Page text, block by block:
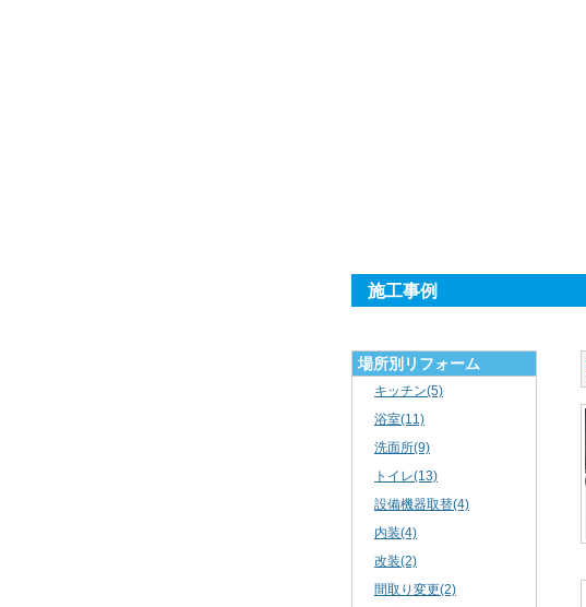
施工事例
場所別リフォーム
キッチン(5)
浴室(11)
洗面所(9)
トイレ(13)
設備機器取替(4)
内装(4)
改装(2)
間取り変更(2)